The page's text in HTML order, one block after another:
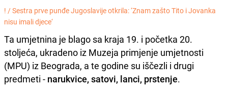
! /Sestra prve punđe Jugoslavije otkrila: ‘Znam zašto Tito i Jovanka
nisu imali djece‘
Ta umjetnina je blago sa kraja 19. i početka 20.
stoljeća, ukradeno iz Muzeja primjenje umjetnosti
(MPU) iz Beograda, a te godine su iščezli i drugi
predmeti - narukvice, satovi, lanci, prstenje.